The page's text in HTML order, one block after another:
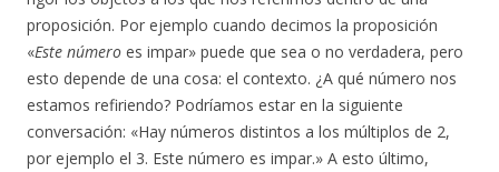
proposición. Por ejemplo cuando decimos la proposición
«Este número es impar» puede que sea o no verdadera, pero
esto depende de una cosa: el contexto. ¿A qué número nos
estamos refiriendo? Podríamos estar en la siguiente
conversación: «Hay números distintos a los múltiplos de 2,
por ejemplo el 3. Este número es impar.» A esto último,